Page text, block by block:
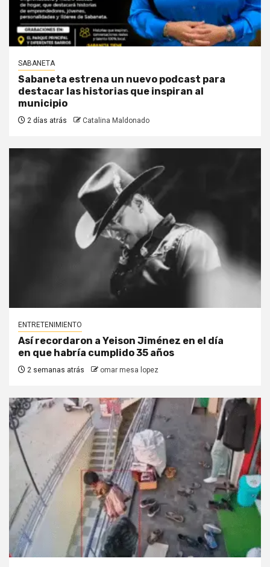
SABANETA
Sabaneta estrena un nuevo podcast para
destacar las historias que inspiran al
municipio
2 días atrás Catalina Maldonado
ENTRETENIMIENTO
Así recordaron a Yeison Jiménez en el día
en que habría cumplido 35 años
2 semanas atrás omar mesa lopez